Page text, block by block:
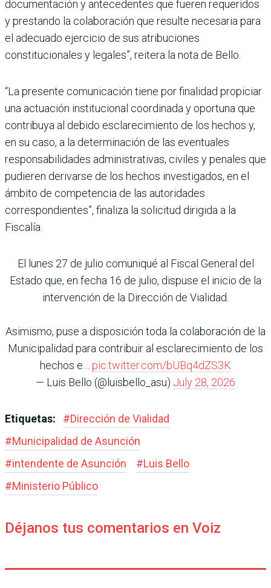
documentación y antecedentes que fueren requeridos
y prestando la colaboración que resulte necesaria para
el adecuado ejercicio de sus atribuciones
constitucionales y legales”, reitera la nota de Bello.
“La presente comunicación tiene por finalidad propiciar
una actuación institucional coordinada y oportuna que
contribuya al debido esclarecimiento de los hechos y,
en su caso, a la determinación de las eventuales
responsabilidades administrativas, civiles y penales que
pudieren derivarse de los hechos investigados, en el
ámbito de competencia de las autoridades
correspondientes”, finaliza la solicitud dirigida a la
Fiscalía.
El lunes 27 de julio comuniqué al Fiscal General del
Estado que, en fecha 16 de julio, dispuse el inicio de la
intervención de la Dirección de Vialidad.
Asimismo, puse a disposición toda la colaboración de la
Municipalidad para contribuir al esclarecimiento de los
hechos e… pic.twitter.com/bUBq4dZS3K
— Luis Bello (@luisbello_asu) July 28, 2026
Etiquetas: #Dirección de Vialidad
#Municipalidad de Asunción
#intendente de Asunción #Luis Bello
#Ministerio Público
Déjanos tus comentarios en Voiz